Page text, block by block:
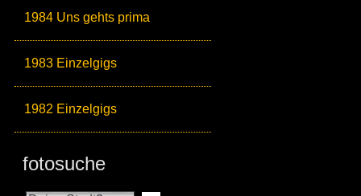
1984 Uns gehts prima
1983 Einzelgigs
1982 Einzelgigs
fotosuche